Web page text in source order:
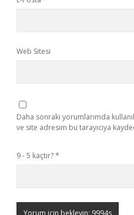
Web Sitesi
Daha sonraki yorumlarımda
ve site adresim bu tarayıcıya
9 - 5 kaçtır?*